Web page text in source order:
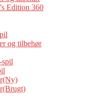
Edition 360
og tilbehør
spil